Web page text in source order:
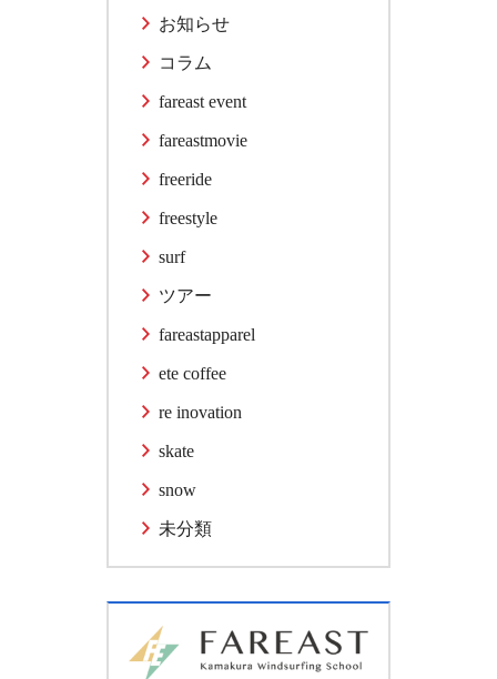
お知らせ
コラム
fareast event
fareastmovie
freeride
freestyle
surf
ツアー
fareastapparel
ete coffee
re inovation
skate
snow
未分類